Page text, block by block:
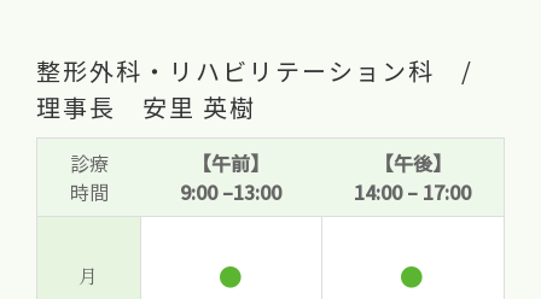
整形外科・リハビリテーション科 /
理事長 安里 英樹
診療
時間
【午前】
9:00 –13:00
【午後】
14:00 – 17:00
月 ● ●